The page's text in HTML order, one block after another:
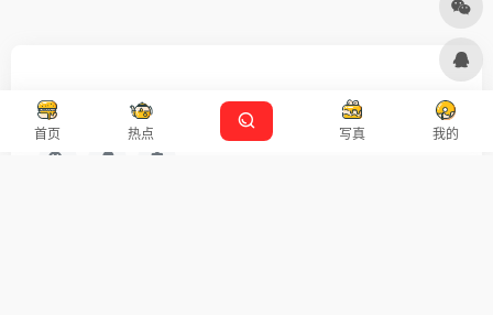
首页 热点 写真 我的
友链申请 免责声明 广告合作 设计师导航